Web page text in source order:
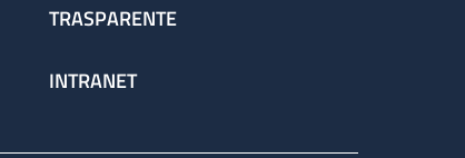
TRASPARENTE
INTRANET